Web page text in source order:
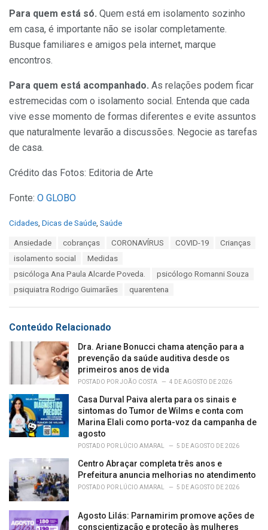
Para quem está só. Quem está em isolamento sozinho
em casa, é importante não se isolar completamente.
Busque familiares e amigos pela internet, marque
encontros.
Para quem está acompanhado. As relações podem ficar
estremecidas com o isolamento social. Entenda que cada
vive esse momento de formas diferentes e evite assuntos
que naturalmente levarão a discussões. Negocie as tarefas
de casa.
Crédito das Fotos: Editoria de Arte
Fonte: O GLOBO
C
:
Cidades Dicas de Saúde Saúde
Ansiedade cobranças CORONAVÍRUS COVID-19
Crianças
isolamento social
Medidas
psicóloga Ana Paula Alcarde Poveda.
psicólogo Romanni Souza
psiquiatra Rodrigo Guimarães
quarentena
Conteúdo Relacionado
Dra. Ariane Bonucci chama atenção para a
prevenção da saúde auditiva desde os
primeiros anos de vida
POSTADO PORJOÃO COSTA 4 DE AGOSTO DE 2026
Casa Durval Paiva alerta para os sinais e
sintomas do Tumor de Wilms e conta com
Marina Elali como porta-voz da campanha de
agosto
POSTADO POR LÚCIO AMARAL 5 DE AGOSTO DE 2026
Centro Abraçar completa três anos e
Prefeitura anuncia melhorias no atendimento
POSTADO POR LÚCIO AMARAL 5 DE AGOSTO DE 2026
Agosto Lilás: Parnamirim promove ações de
conscientização e proteção às mulheres